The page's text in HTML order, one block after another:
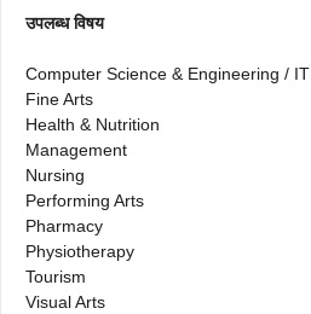
उपलब्ध विषय
Computer Science & Engineering / IT
Fine Arts
Health & Nutrition
Management
Nursing
Performing Arts
Pharmacy
Physiotherapy
Tourism
Visual Arts